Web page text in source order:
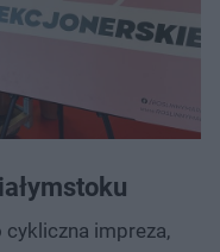
cykliczna impreza,